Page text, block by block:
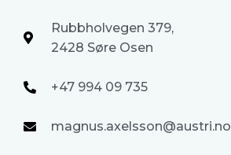
Rubbholvegen 379,
2428 Søre Osen
+47 994 09 735
magnus.axelsson@austri.no